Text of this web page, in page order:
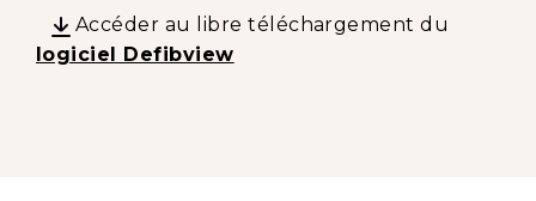
Accéder au libre téléchargement du
logiciel Defibview